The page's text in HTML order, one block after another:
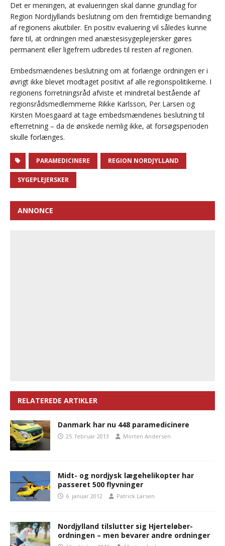
Det er meningen, at evalueringen skal danne grundlag for
Region Nordjyllands beslutning om den fremtidige bemanding
af regionens akutbiler. En positiv evaluering vil således kunne
føre til, at ordningen med anæstesisygeplejersker gøres
permanent eller ligefrem udbredes til resten af regionen.
Embedsmændenes beslutning om at forlænge ordningen er i
øvrigt ikke blevet modtaget positivt af alle regionspolitikerne. I
regionens forretningsråd afviste et mindretal bestående af
regionsrådsmedlemmerne Rikke Karlsson, Per Larsen og
Kirsten Moesgaard at tage embedsmændenes beslutning til
efterretning – da de ønskede nemlig ikke, at forsøgsperioden
skulle forlænges.
PARAMEDICINERE REGION NORDJYLLAND
SYGEPLEJERSKER
ANNONCE
RELATEREDE ARTIKLER
Danmark har nu 448 paramedicinere
25. februar 2013 Morten Andersen
Midt- og nordjysk lægehelikopter har
passeret 500 flyvninger
6. januar 2012 Patrick Larsen
Nordjylland tilslutter sig Hjerteløber-
ordningen – men bevarer andre ordninger